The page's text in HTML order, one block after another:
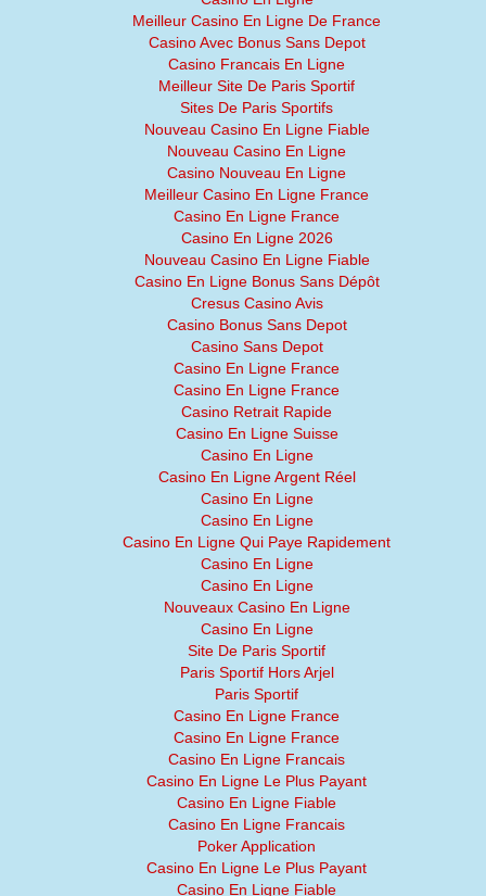
Meilleur Casino En Ligne De France
Casino Avec Bonus Sans Depot
Casino Francais En Ligne
Meilleur Site De Paris Sportif
Sites De Paris Sportifs
Nouveau Casino En Ligne Fiable
Nouveau Casino En Ligne
Casino Nouveau En Ligne
Meilleur Casino En Ligne France
Casino En Ligne France
Casino En Ligne 2026
Nouveau Casino En Ligne Fiable
Casino En Ligne Bonus Sans Dépôt
Cresus Casino Avis
Casino Bonus Sans Depot
Casino Sans Depot
Casino En Ligne France
Casino En Ligne France
Casino Retrait Rapide
Casino En Ligne Suisse
Casino En Ligne
Casino En Ligne Argent Réel
Casino En Ligne
Casino En Ligne
Casino En Ligne Qui Paye Rapidement
Casino En Ligne
Casino En Ligne
Nouveaux Casino En Ligne
Casino En Ligne
Site De Paris Sportif
Paris Sportif Hors Arjel
Paris Sportif
Casino En Ligne France
Casino En Ligne France
Casino En Ligne Francais
Casino En Ligne Le Plus Payant
Casino En Ligne Fiable
Casino En Ligne Francais
Poker Application
Casino En Ligne Le Plus Payant
Casino En Ligne Fiable